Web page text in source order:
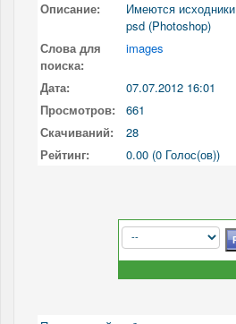
Описание:
Имеются
psd (Photoshop)
Слова для
поиска:
images
Дата:
07.07.2012 16:01
Просмотров:
661
Скачиваний:
28
Рейтинг:
0.00 (0 Голос(ов))